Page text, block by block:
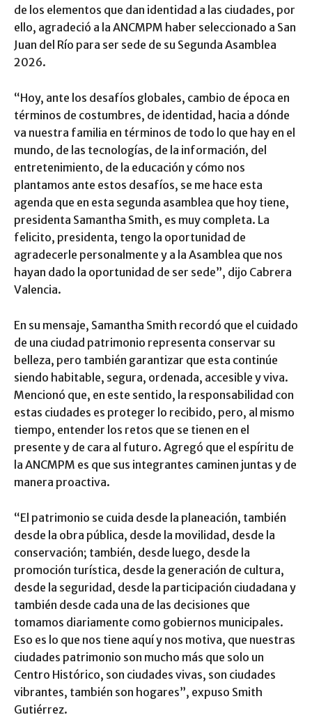
de los elementos que dan identidad a las ciudades, por
ello, agradeció a la ANCMPM haber seleccionado a San
Juan del Río para ser sede de su Segunda Asamblea
2026.
“Hoy, ante los desafíos globales, cambio de época en
términos de costumbres, de identidad, hacia a dónde
va nuestra familia en términos de todo lo que hay en el
mundo, de las tecnologías, de la información, del
entretenimiento, de la educación y cómo nos
plantamos ante estos desafíos, se me hace esta
agenda que en esta segunda asamblea que hoy tiene,
presidenta Samantha Smith, es muy completa. La
felicito, presidenta, tengo la oportunidad de
agradecerle personalmente y a la Asamblea que nos
hayan dado la oportunidad de ser sede”, dijo Cabrera
Valencia.
En su mensaje, Samantha Smith recordó que el cuidado
de una ciudad patrimonio representa conservar su
belleza, pero también garantizar que esta continúe
siendo habitable, segura, ordenada, accesible y viva.
Mencionó que, en este sentido, la responsabilidad con
estas ciudades es proteger lo recibido, pero, al mismo
tiempo, entender los retos que se tienen en el
presente y de cara al futuro. Agregó que el espíritu de
la ANCMPM es que sus integrantes caminen juntas y de
manera proactiva.
“El patrimonio se cuida desde la planeación, también
desde la obra pública, desde la movilidad, desde la
conservación; también, desde luego, desde la
promoción turística, desde la generación de cultura,
desde la seguridad, desde la participación ciudadana y
también desde cada una de las decisiones que
tomamos diariamente como gobiernos municipales.
Eso es lo que nos tiene aquí y nos motiva, que nuestras
ciudades patrimonio son mucho más que solo un
Centro Histórico, son ciudades vivas, son ciudades
vibrantes, también son hogares”, expuso Smith
Gutiérrez.